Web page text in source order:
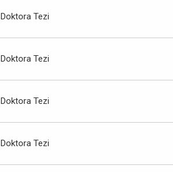
Doktora Tezi
Doktora Tezi
Doktora Tezi
Doktora Tezi